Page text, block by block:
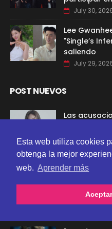
Esta web utiliza cookies
obtenga la mejor
web. Aprender más
Aceptar
July 30,
Lee
"Single’s
saliendo
July 29,
POST NUEVOS
Las
contra
su fin tras el
profesora
August 03,
como